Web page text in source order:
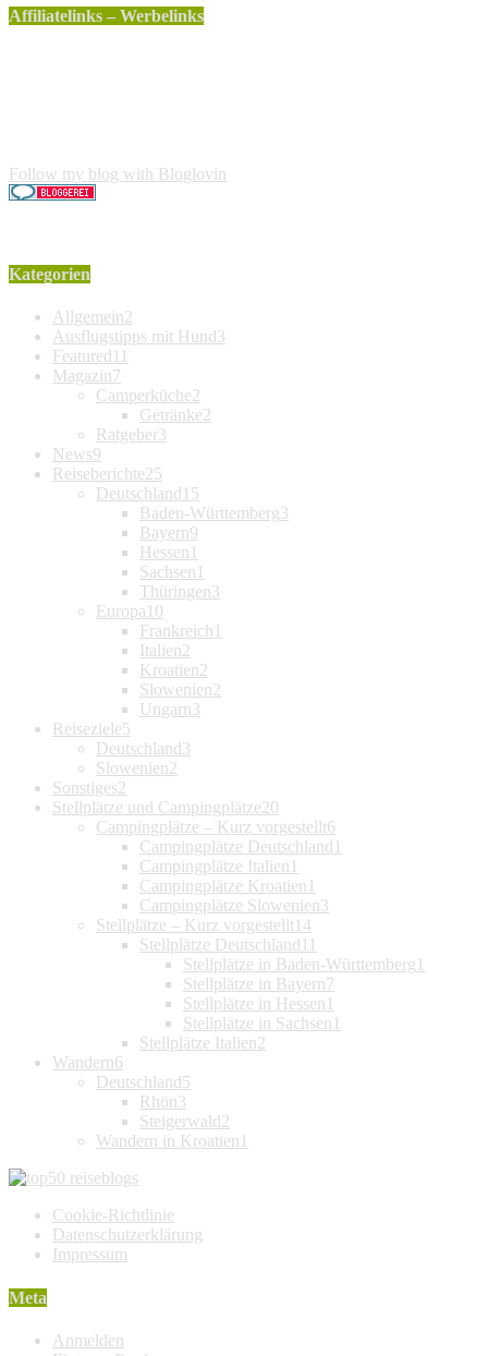
Affiliatelinks – Werbelinks
Follow my blog with Bloglovin
Kategorien
Allgemein2
Ausflugstipps mit Hund3
Featured 11
Magazin7
Camperküche2
Getränke2
Ratgeber3
News9
Reiseberichte25
Deutschland 15
Baden-Württemberg3
Bayern9
Hessen 1
Sachsen 1
Thüringen3
Europa 10
Frankreich 1
Italien2
Kroatien2
Slowenien2
Ungarn3
Reiseziele5
Deutschland3
Slowenien2
Sonstiges2
Stellplätze und Campingplätze20
Campingplätze – Kurz vorgestellt6
Campingplätze Deutschland 1
Campingplätze Italien 1
Campingplätze Kroatien 1
Campingplätze Slowenien3
Stellplätze – Kurz vorgestellt 14
Stellplätze Deutschland 11
Stellplätze in Baden-Württemberg 1
Stellplätze in Bayern7
Stellplätze in Hessen 1
Stellplätze in Sachsen 1
Stellplätze Italien2
Wandern6
Deutschland5
Rhön3
Steigerwald2
Wandern in Kroatien 1
Cookie-Richtlinie
Datenschutzerklärung
Impressum
Meta
Anmelden